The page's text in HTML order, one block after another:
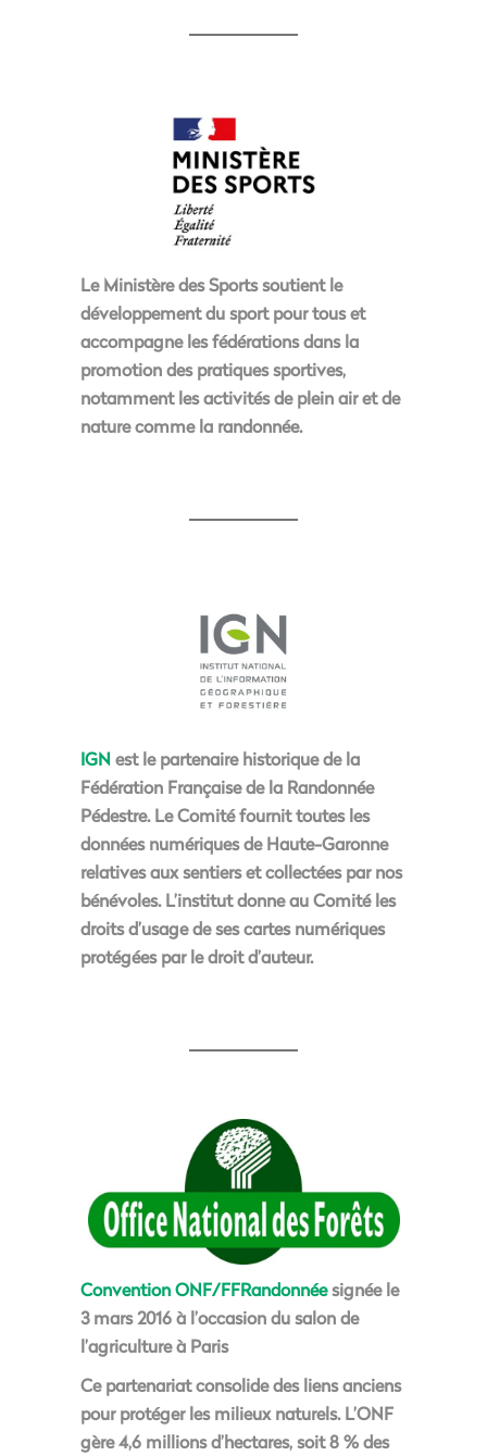
LeMinistère des Sportssoutient le
développement du sport pour tous et
accompagne les fédérations dans la
promotion des pratiques sportives,
notamment les activités de plein air et de
nature comme la randonnée.
IGN est le partenaire historique de la
Fédération Française de la Randonnée
Pédestre. Le Comité fournit toutes les
données numériques de Haute-Garonne
relatives aux sentiers et collectées par nos
bénévoles. L’institut donne au Comité les
droits d’usage de ses cartes numériques
protégées par le droit d’auteur.
Convention ONF/FFRandonnéesignée le
3 mars 2016 à l’occasion du salon de
l’agriculture à Paris
Ce partenariat consolide des liens anciens
pour protéger les milieux naturels. L’ONF
gère 4,6 millions d’hectares, soit 8 % des